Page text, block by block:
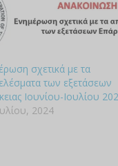
σχετικά με τα
των εξετάσεων
Ιουνίου-Ιουλίου
2024